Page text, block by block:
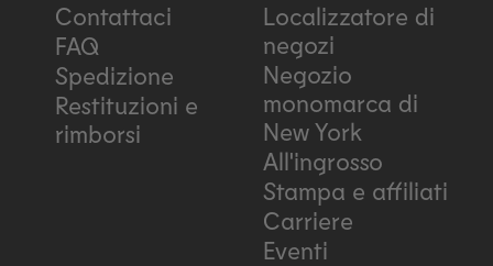
Contattaci
FAQ
Spedizione
Restituzioni e
rimborsi
Localizzatore di
negozi
Negozio
monomarca di
New York
All'ingrosso
Stampa e affiliati
Carriere
Eventi